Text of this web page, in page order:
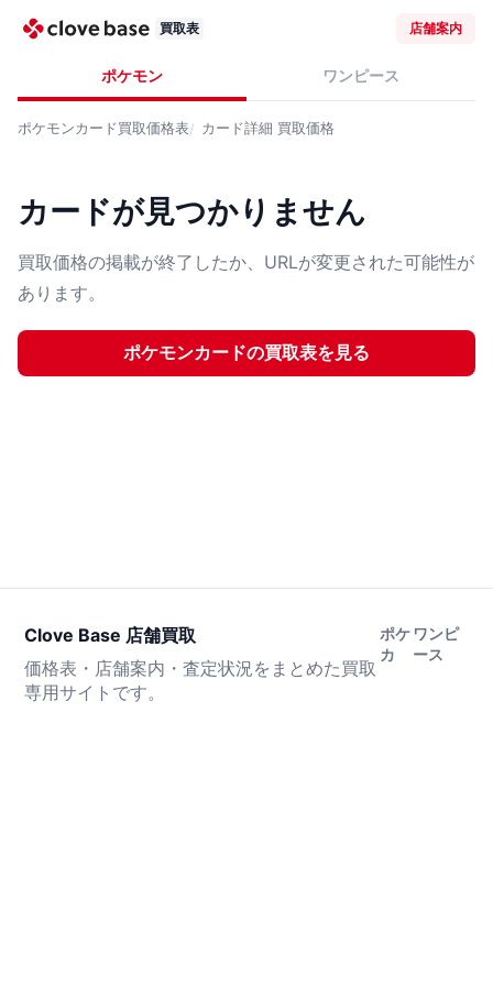
買取表 店舗案内
ポケモン ワンピース
ポケモンカード買取価格表 カード詳細 買取価格
カードが見つかりません
買取価格の掲載が終了したか、URLが変更された可能性が
あります。
ポケモンカードの買取表を見る
Clove Base 店舗買取
価格表・店舗案内・査定状況をまとめた買取
専用サイトです。
ポケ
カ
ワンピ
ース